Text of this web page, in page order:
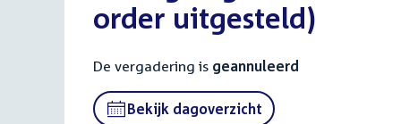
order uitgesteld)
De vergadering is geannuleerd
Bekijk dagoverzicht